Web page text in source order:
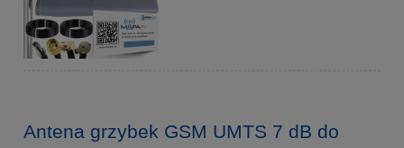
Antena grzybek GSM UMTS 7 dB do